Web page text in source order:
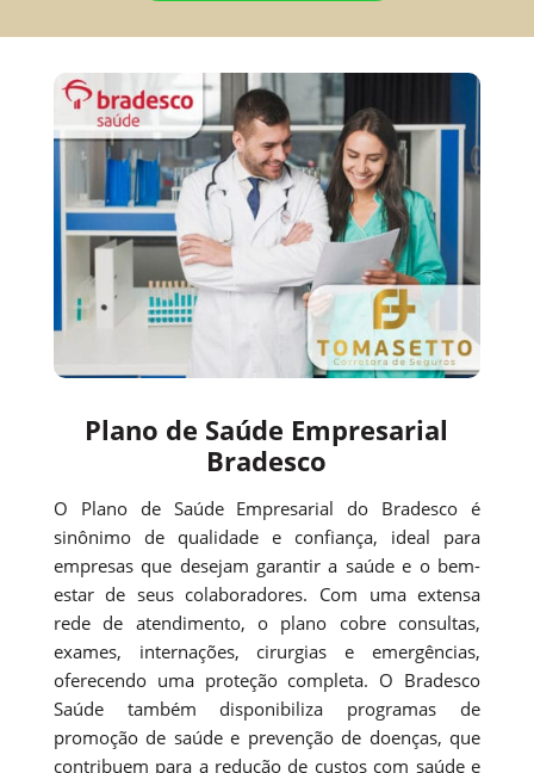
Plano de Saúde Empresarial
Bradesco
O Plano de Saúde Empresarial do Bradesco é
sinônimo de qualidade e confiança, ideal para
empresas que desejam garantir a saúde e o bem-
estar de seus colaboradores. Com uma extensa
rede de atendimento, o plano cobre consultas,
exames, internações, cirurgias e emergências,
oferecendo uma proteção completa. O Bradesco
Saúde também disponibiliza programas de
promoção de saúde e prevenção de doenças, que
contribuem para a redução de custos com saúde e